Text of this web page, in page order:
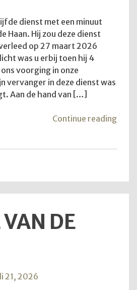
dienst met een minuut
Haan. Hij zou deze dienst
op 27 maart 2026
was u erbij toen hij 4
voorging in onze
vervanger in deze dienst was
Aan de hand van […]
Continue reading"De
DE
21, 2026